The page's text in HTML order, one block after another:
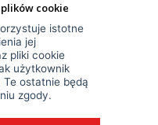
cookie
istotne
jej
pliki cookie
użytkownik
ostatnie będą
zgody.